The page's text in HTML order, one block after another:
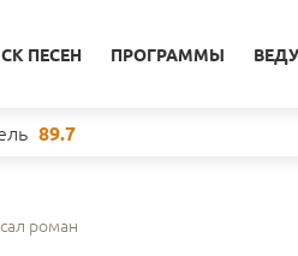
ПЕСЕН ПРОГРАММЫ
89.7
роман